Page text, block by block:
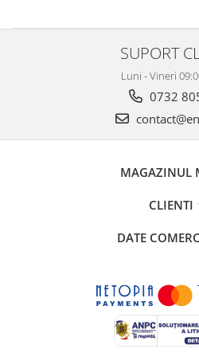
SUPORT
Luni - Vineri
0732
MAGAZINUL
CLIENTI
DATE